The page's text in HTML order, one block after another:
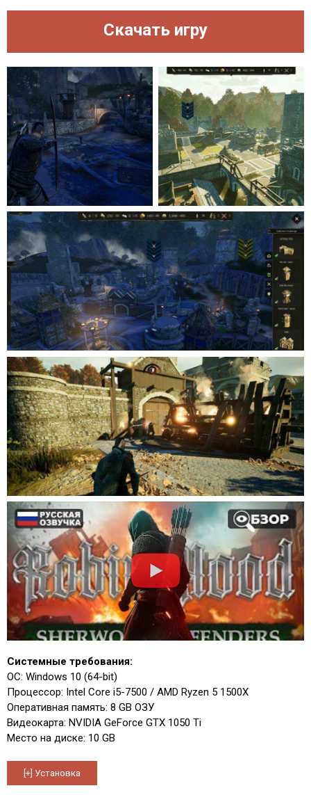
Скачать игру
Системные требования:
ОС: Windows 10 (64-bit)
Процессор: Intel Core i5-7500 / AMD Ryzen 5 1500X
Оперативная память: 8 GB ОЗУ
Видеокарта: NVIDIA GeForce GTX 1050 Ti
Место на диске: 10 GB